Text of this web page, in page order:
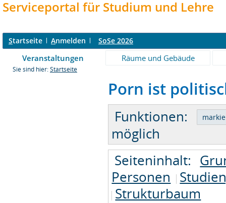
Serviceportal für Studium und Lehre
Startseite Anmelden SoSe 2026
Veranstaltungen Räume und Gebäude
Sie sind hier: Startseite
Porn ist
Funktionen:
möglich
Seiteninhalt:
Personen
Strukturbaum